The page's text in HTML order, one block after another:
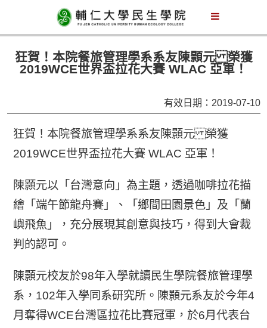
狂賀！本院餐旅管理學系系友陳顥元 榮獲
2019WCE世界盃拉花大賽 WLAC 亞軍！
有效日期：2019-07-10
狂賀！本院餐旅管理學系系友陳顥元 榮獲
2019WCE世界盃拉花大賽 WLAC 亞軍！
陳顥元以「台灣意向」為主題，透過咖啡拉花描
繪「端午節龍舟賽」、「鄉間田園景色」及「蘭
嶼飛魚」，充分展現其創意與技巧，得到大會裁
判的認可。
陳顥元校友於98年入學就讀民生學院餐旅管理學
系，102年入學同系研究所。陳顥元系友於今年4
月奪得WCE台灣區拉花比賽冠軍，於6月代表台